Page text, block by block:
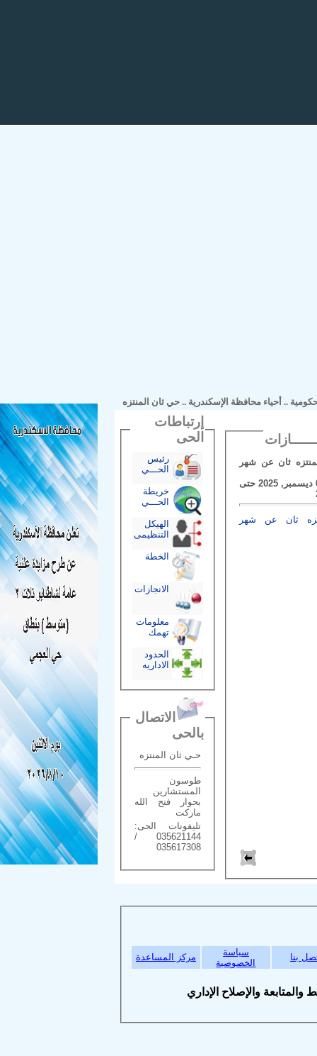
..أحياء محافظة الإسكندرية..حي ثان المنتزه
ثان عن شهر
فى الفترة من 01 ديسمبر, 2025 حتى
ثان عن شهر
إرتباطات
الحى
رئيس
الحـــي
خريطة
الحـــي
الهيكل
التنظيمى
الخطة
الانجازات
معلومات
تهمك
الحدود
الاداريه
الاتصال
بالحى
حـي ثان المنتزه
طوسون
المستشارين
بجوار فتح الله
ماركت
تليفونات الحى:
035621144 /
035617308
سياسة
الخصوصية
مركز المساعدة
والإصلاح الإداري